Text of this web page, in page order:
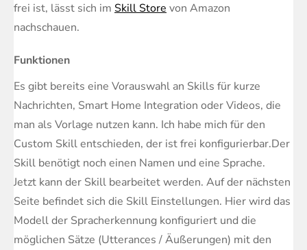
frei ist, lässt sich im Skill Store von Amazon
nachschauen.
Funktionen
Es gibt bereits eine Vorauswahl an Skills für kurze
Nachrichten, Smart Home Integration oder Videos, die
man als Vorlage nutzen kann. Ich habe mich für den
Custom Skill entschieden, der ist frei konfigurierbar.Der
Skill benötigt noch einen Namen und eine Sprache.
Jetzt kann der Skill bearbeitet werden. Auf der nächsten
Seite befindet sich die Skill Einstellungen. Hier wird das
Modell der Spracherkennung konfiguriert und die
möglichen Sätze (Utterances / Äußerungen) mit den